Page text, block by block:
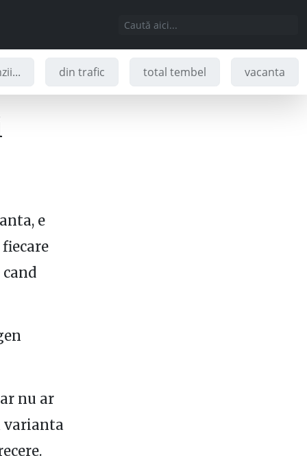
din trafic total tembel vacanta
e
nu ar
varianta